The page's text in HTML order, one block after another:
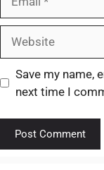
Save my name,
next time I